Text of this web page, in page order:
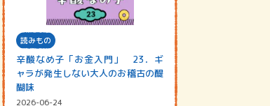
読みもの
辛酸なめ子「お金入門」 23．ギ
ャラが発生しない大人のお稽古の醍
醐味
2026-06-24